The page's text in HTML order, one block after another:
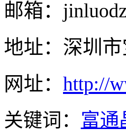
邮箱：
地址：深圳
网址： http://
关键词： 富通